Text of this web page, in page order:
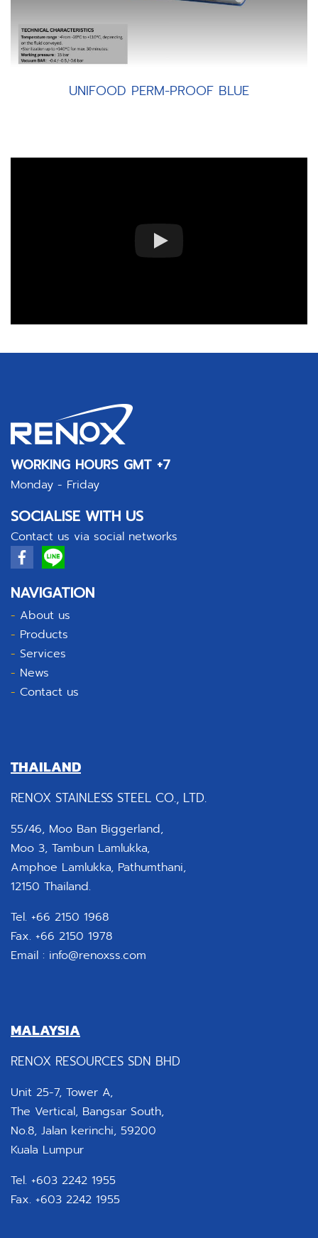
UNIFOOD PERM-PROOF BLUE
WORKING HOURS GMT +7
Monday - Friday
SOCIALISE WITH US
Contact us via social networks
NAVIGATION
- About us
- Products
- Services
- News
- Contact us
THAILAND
RENOX STAINLESS STEEL CO., LTD.
55/46, Moo Ban Biggerland,
Moo 3, Tambun Lamlukka,
Amphoe Lamlukka, Pathumthani,
12150 Thailand.
Tel. +66 2150 1968
Fax. +66 2150 1978
Email : info@renoxss.com
MALAYSIA
RENOX RESOURCES SDN BHD
Unit 25-7, Tower A,
The Vertical, Bangsar South,
No.8, Jalan kerinchi, 59200
Kuala Lumpur
Tel. +603 2242 1955
Fax. +603 2242 1955